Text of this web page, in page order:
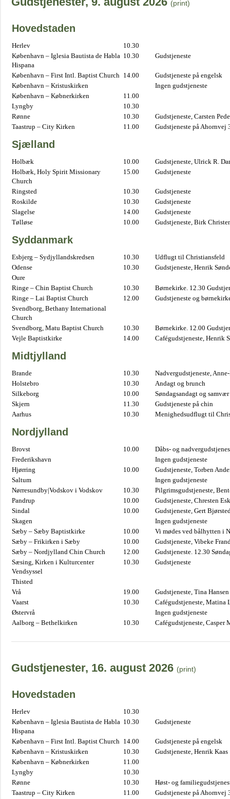
(print)
Hovedstaden
Herlev
10.30
København – Iglesia Bautista de Habla
Hispana
10.30 Gudstjeneste
København – First Intl. Baptist Church 14.00
Gudstjeneste på engelsk
København – Kristuskirken
Ingen gudstjeneste
København – Købnerkirken
11.00
Lyngby
10.30
Rønne
10.30
Gudstjeneste, Carsten
Taastrup – City Kirken
11.00 Gudstjeneste på Ahornvej
Sjælland
Holbæk 10.00
Gudstjeneste, Ulrick R.
Holbæk, Holy Spirit Missionary
Church
15.00 Gudstjeneste
Ringsted 10.30
Gudstjeneste
Roskilde
10.30
Gudstjeneste
Slagelse
14.00
Gudstjeneste
Tølløse
10.00 Gudstjeneste, Birk
Syddanmark
Esbjerg – Sydjyllandskredsen 10.30
Udflugt til Christiansfeld
Odense
10.30
Gudstjeneste, Henrik
Oure
Ringe – Chin Baptist Church
10.30
Børnekirke. 12.30
Ringe – Lai Baptist Church
12.00
Gudstjeneste og
Svendborg, Bethany International
Church
Svendborg, Matu Baptist Church
10.30
Børnekirke. 12.00
Vejle Baptistkirke
14.00 Cafégudstjeneste, Henrik
Midtjylland
Brande 10.30
Nadvergudstjeneste,
Holstebro
10.30
Andagt og brunch
Silkeborg
10.00
Søndagsandagt og samvær
Skjern
11.30
Gudstjeneste på chin
Aarhus
10.30 Menighedsudflugt til
Nordjylland
Brovst 10.00
Dåbs- og
Frederikshavn
Ingen gudstjeneste
Hjørring
10.00
Gudstjeneste, Torben
Saltum
Ingen gudstjeneste
Nørresundby|Vodskov i Vodskov
10.30
Pilgrimsgudstjeneste,
Pandrup
10.00
Gudstjeneste, Chresten
Sindal
10.00
Gudstjeneste, Gert
Skagen
Ingen gudstjeneste
Sæby – Sæby Baptistkirke
10.00
Vi mødes ved bålhytten i
Sæby – Frikirken i Sæby
10.00
Gudstjeneste, Vibeke
Sæby – Nordjylland Chin Church
12.00
Gudstjeneste. 12.30
Sæsing, Kirken i Kulturcenter
Vendsyssel
10.30 Gudstjeneste
Thisted
Vrå
19.00
Gudstjeneste, Tina Hansen
Vaarst
10.30
Cafégudstjeneste, Matina
Østervrå
Ingen gudstjeneste
Aalborg – Bethelkirken
10.30 Cafégudstjeneste, Casper
Gudstjenester, 16. august 2026 (print)
Hovedstaden
Herlev
10.30
København – Iglesia Bautista de Habla
Hispana
10.30 Gudstjeneste
København – First Intl. Baptist Church 14.00
Gudstjeneste på engelsk
København – Kristuskirken
10.30
Gudstjeneste, Henrik Kaas
København – Købnerkirken
11.00
Lyngby
10.30
Rønne
10.30
Høst- og
Taastrup – City Kirken
11.00 Gudstjeneste på Ahornvej